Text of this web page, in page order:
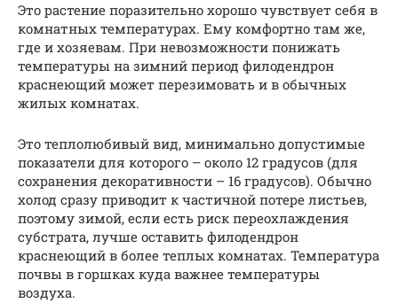
Это растение поразительно хорошо чувствует себя в
комнатных температурах. Ему комфортно там же,
где и хозяевам. При невозможности понижать
температуры на зимний период филодендрон
краснеющий может перезимовать и в обычных
жилых комнатах.
Это теплолюбивый вид, минимально допустимые
показатели для которого – около 12 градусов (для
сохранения декоративности – 16 градусов). Обычно
холод сразу приводит к частичной потере листьев,
поэтому зимой, если есть риск переохлаждения
субстрата, лучше оставить филодендрон
краснеющий в более теплых комнатах. Температура
почвы в горшках куда важнее температуры
воздуха.